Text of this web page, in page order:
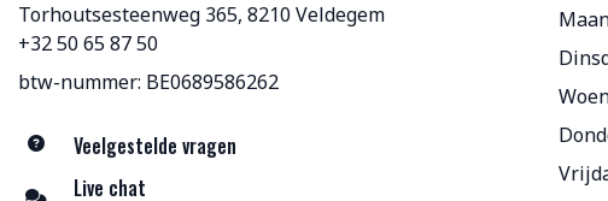
Torhoutsesteenweg 365, 8210 Veldegem
+32 50 65 87 50
btw-nummer: BE0689586262
Veelgestelde vragen
Live chat